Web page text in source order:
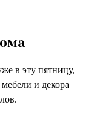
в эту пятницу,
и декора